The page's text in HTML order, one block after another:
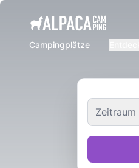
Campingplätze
Zeitraum